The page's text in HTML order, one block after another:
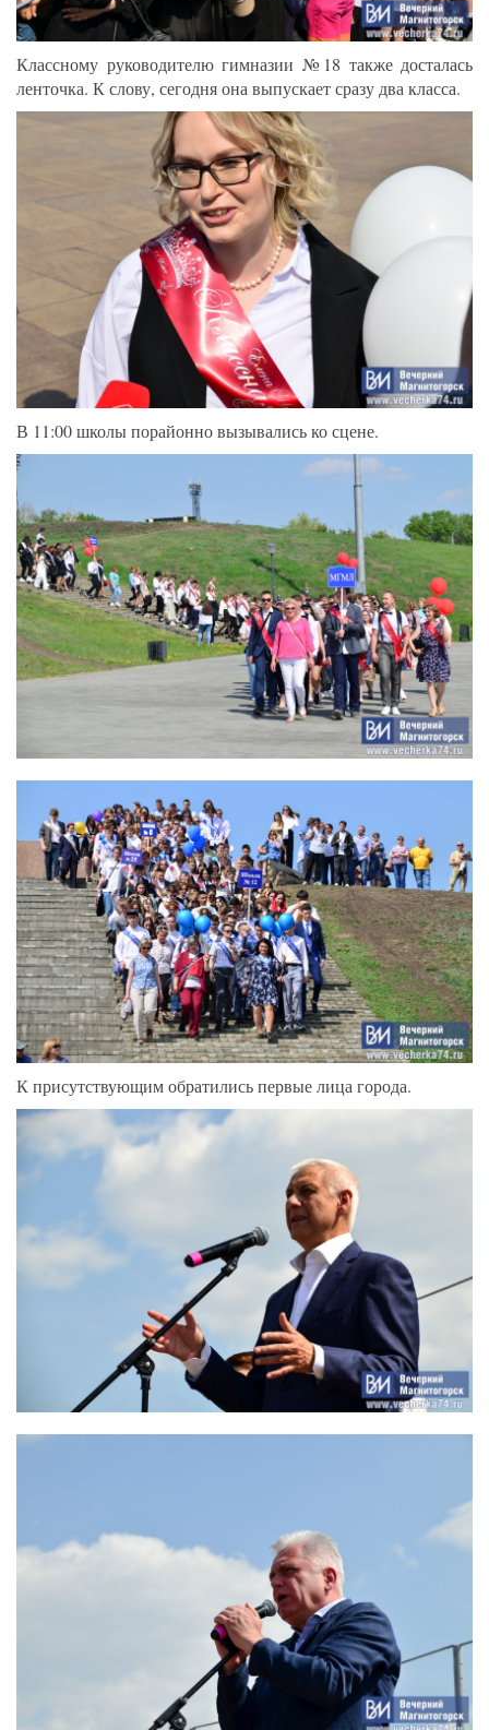
Классному руководителю гимназии №18 также досталась
ленточка. К слову, сегодня она выпускает сразу два класса.
В 11:00 школы порайонно вызывались ко сцене.
К присутствующим обратились первые лица города.